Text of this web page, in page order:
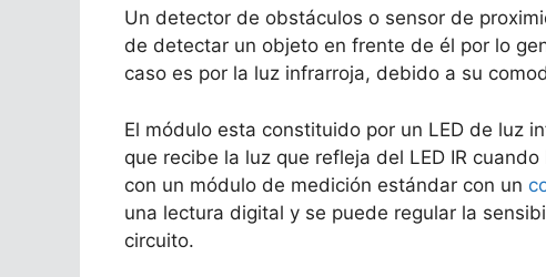
Un detector de obstáculos o sensor de
de detectar un objeto en frente de él por lo
caso es por la luz infrarroja, debido a su
El módulo esta constituido por un LED de luz
que recibe la luz que refleja del LED IR
con un módulo de medición estándar con un
una lectura digital y se puede regular la
circuito.